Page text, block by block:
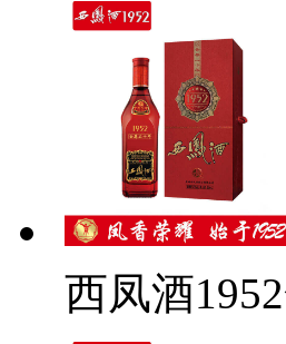
西凤酒